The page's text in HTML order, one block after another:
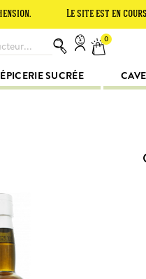
Le site est en cours de
0
ÉPICERIE SUCRÉE CAVE